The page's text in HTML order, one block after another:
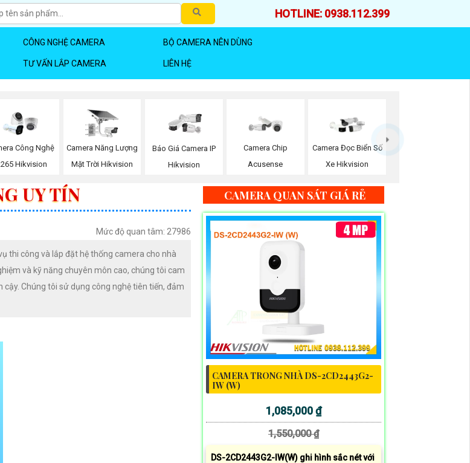
HOTLINE: 0938.112.399
CÔNG NGHỆ CAMERA BỘ CAMERA NÊN DÙNG
TƯ VẤN LẮP CAMERA LIÊN HỆ
Công Nghệ
Hikvision
Camera Năng Lượng
Mặt Trời Hikvision
Báo Giá Camera IP
Hikvision
Camera Chip
Acusense
Camera Đọc Biển Số
Xe Hikvision
UY TÍN
Mức độ quan tâm: 27986
thi công và lắp đặt hệ thống camera cho nhà
và kỹ năng chuyên môn cao, chúng tôi cam
Chúng tôi sử dụng công nghệ tiên tiến, đảm
CAMERA QUAN SÁT GIÁ RẺ
CAMERA TRONG NHÀ DS-2CD2443G2-
IW (W)
1,085,000 ₫
1,550,000 ₫
DS-2CD2443G2-IW(W) ghi hình sắc nét với